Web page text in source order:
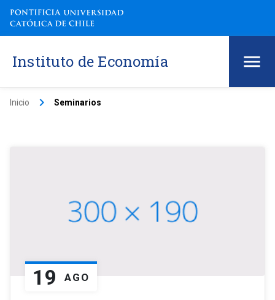
Instituto de Economía
Inicio keyboard_arrow_right Seminarios
19 AGO